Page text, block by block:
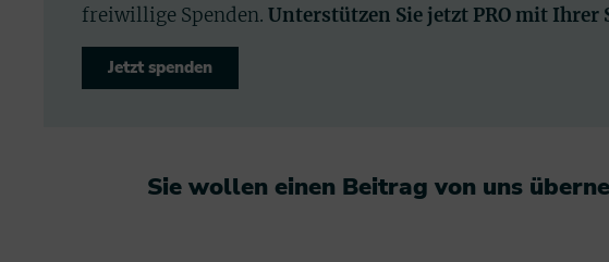
freiwillige Spenden. Unterstützen Sie jetzt PRO mit Ihrer
Jetzt spenden
Sie wollen einen Beitrag von uns